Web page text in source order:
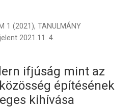
1 (2021), TANULMÁNY
ifjúság mint az
építésének
kihívása
2021.11. 4.